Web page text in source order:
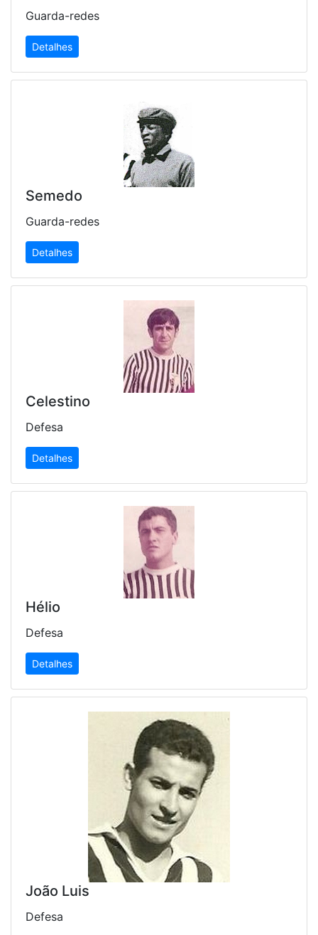
Guarda-redes
Detalhes
Semedo
Guarda-redes
Detalhes
Celestino
Defesa
Detalhes
Hélio
Defesa
Detalhes
João Luis
Defesa